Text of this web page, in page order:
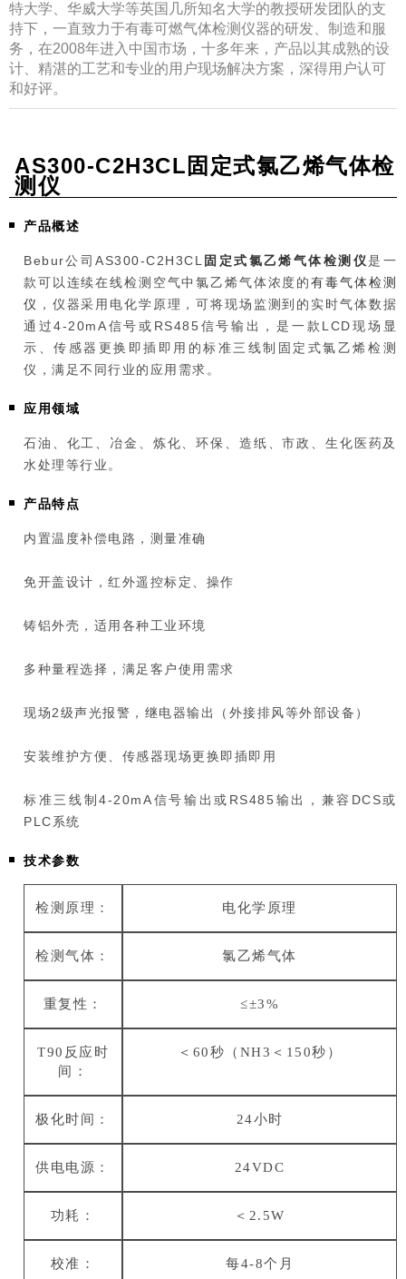
特大学、华威大学等英国几所知名大学的教授研发团队的支
持下，一直致力于有毒可燃气体检测仪器的研发、制造和服
务，在2008年进入中国市场，十多年来，产品以其成熟的设
计、精湛的工艺和专业的用户现场解决方案，深得用户认可
和好评。
AS300-C2H3CL固定式氯乙烯气体检
测仪
产品概述
Bebur公司AS300-C2H3CL 固定式氯乙烯气体检测仪是一
款可以连续在线检测空气中氯乙烯气体浓度的有毒气体检测
仪 ，仪器采用电化学原理，可将现场监测到的实时气体数据
通过4-20mA信号或RS485信号输出，是一款LCD现场显
示、传感器更换即插即用的标准三线制固定式氯乙烯检测
仪，满足不同行业的应用需求。
应用领域
石油、化工、冶金、炼化、环保、造纸、市政、生化医药及
水处理等行业。
产品特点
内置温度补偿电路，测量准确
免开盖设计，红外遥控标定、操作
铸铝外壳，适用各种工业环境
多种量程选择，满足客户使用需求
现场2级声光报警，继电器输出（外接排风等外部设备）
安装维护方便、传感器现场更换即插即用
标准三线制4-20mA信号输出或RS485输出，兼容DCS或
PLC系统
技术参数
检测原理： 电化学原理
检测气体： 氯乙烯气体
重复性： ≤±3%
T90反应时
间：
＜60秒（NH3＜150秒）
极化时间： 24小时
供电电源： 24VDC
功耗： ＜2.5W
校准： 每4-8个月